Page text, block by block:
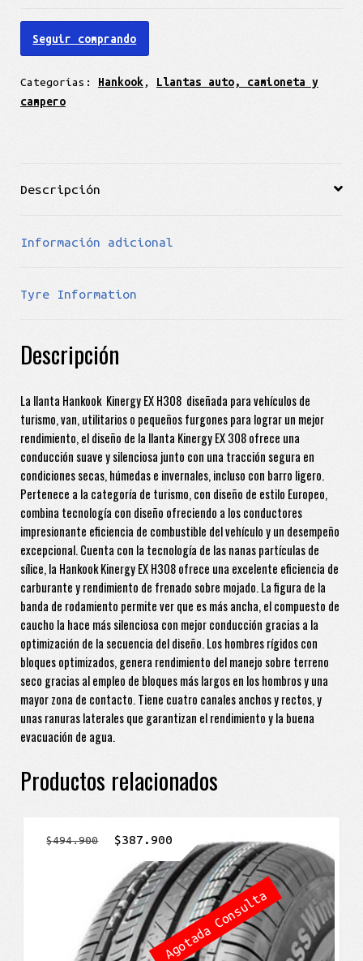
H308
145/80
75T
cantidad
Seguir comprando
Categorías: Hankook , Llantas auto, camioneta y
campero
Descripción
Información adicional
Tyre Information
Descripción
La llanta Hankook Kinergy EX H308 diseñada para vehículos de
turismo, van, utilitarios o pequeños furgones para lograr un mejor
rendimiento, el diseño de la llanta Kinergy EX 308 ofrece una
conducción suave y silenciosa junto con una tracción segura en
condiciones secas, húmedas e invernales, incluso con barro ligero.
Pertenece a la categoría de turismo, con diseño de estilo Europeo,
combina tecnología con diseño ofreciendo a los conductores
impresionante eficiencia de combustible del vehículo y un desempeño
excepcional. Cuenta con la tecnología de las nanas partículas de
sílice, la Hankook Kinergy EX H308 ofrece una excelente eficiencia de
carburante y rendimiento de frenado sobre mojado. La figura de la
banda de rodamiento permite ver que es más ancha, el compuesto de
caucho la hace más silenciosa con mejor conducción gracias a la
optimización de la secuencia del diseño. Los hombres rígidos con
bloques optimizados, genera rendimiento del manejo sobre terreno
seco gracias al empleo de bloques más largos en los hombros y una
mayor zona de contacto. Tiene cuatro canales anchos y rectos, y
unas ranuras laterales que garantizan el rendimiento y la buena
evacuación de agua.
Productos relacionados
$494.900
El
precio
original
era:
$494.900.
$387.900
precio
actual
es:
$387.900.
Agotada Consulta